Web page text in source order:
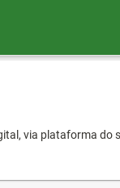
via plataforma do